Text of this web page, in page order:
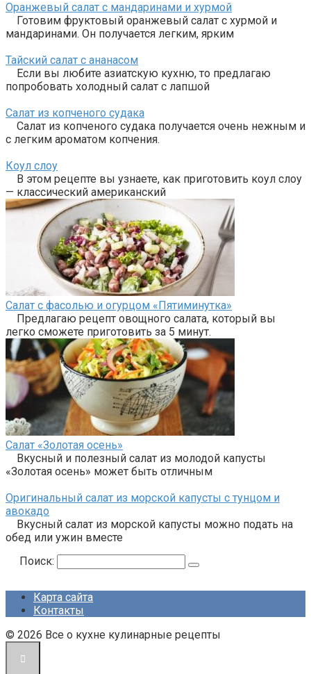
Оранжевый салат с мандаринами и хурмой
Готовим фруктовый оранжевый салат с хурмой и
мандаринами. Он получается легким, ярким
Тайский салат с ананасом
Если вы любите азиатскую кухню, то предлагаю
попробовать холодный салат с лапшой
Салат из копченого судака
Салат из копченого судака получается очень нежным и
с легким ароматом копчения.
Коул слоу
В этом рецепте вы узнаете, как приготовить коул слоу
— классический американский
Салат с фасолью и огурцом «Пятиминутка»
Предлагаю рецепт овощного салата, который вы
легко сможете приготовить за 5 минут.
Салат «Золотая осень»
Вкусный и полезный салат из молодой капусты
«Золотая осень» может быть отличным
Оригинальный салат из морской капусты с тунцом и
авокадо
Вкусный салат из морской капусты можно подать на
обед или ужин вместе
Поиск:
Карта сайта
Контакты
© 2026 Все о кухне кулинарные рецепты